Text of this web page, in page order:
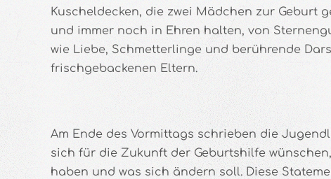
Kuscheldecken, die zwei Mädchen zur Geburt
und immer noch in Ehren halten, von
wie Liebe, Schmetterlinge und berührende
frischgebackenen Eltern.
Am Ende des Vormittags schrieben die
sich für die Zukunft der Geburtshilfe
haben und was sich ändern soll. Diese